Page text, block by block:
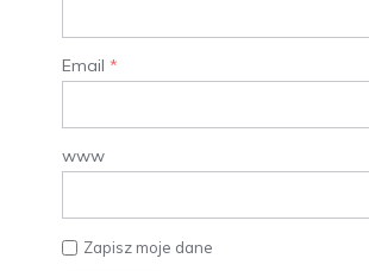
Email *
www
Zapisz moje dane